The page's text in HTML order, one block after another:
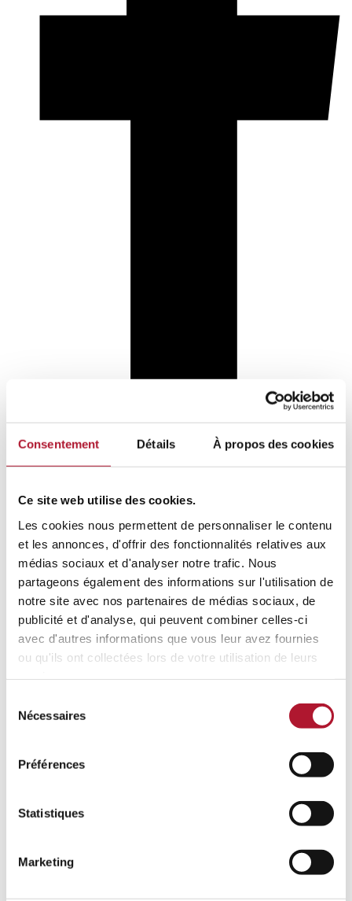
Consentement Détails À propos des cookies
Ce site web utilise des cookies.
Les cookies nous permettent de personnaliser le contenu
et les annonces, d'offrir des fonctionnalités relatives aux
médias sociaux et d'analyser notre trafic. Nous
partageons également des informations sur l'utilisation de
notre site avec nos partenaires de médias sociaux, de
publicité et d'analyse, qui peuvent combiner celles-ci
avec d'autres informations que vous leur avez fournies
ou qu'ils ont collectées lors de votre utilisation de leurs
Nécessaires
Préférences
Statistiques
Marketing